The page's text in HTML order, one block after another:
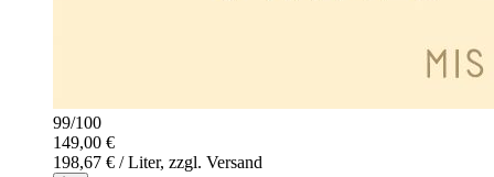
99/100
149,00 €
198,67 € / Liter, zzgl. Versand